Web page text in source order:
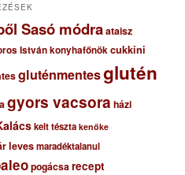
Sasó módraataisz
István konyhafőnökcukkini
gluténmentesglutén
gyors vacsora házi
kelt tészta kenőke
levesmaradéktalanul
pogácsa recept